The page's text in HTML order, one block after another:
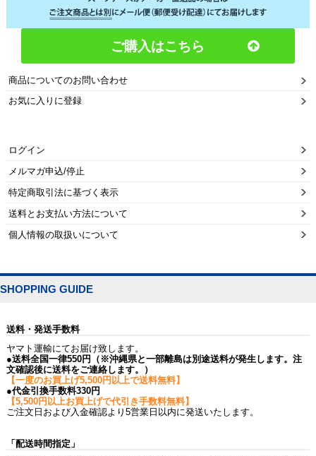
ご購入はこちら
商品についてのお問い合わせ
お気に入りに登録
ログイン
メルマガ申込/停止
特定商取引法に基づく表示
送料とお支払い方法について
個人情報の取扱いについて
SHOPPING GUIDE
送料・発送手数料
ヤマト運輸にてお届け致します。
●送料全国一律550円（※沖縄県と一部離島は別途送料が発生します。注
文確認後に送料をご連絡します。）
【一度のお買上げ5,500円以上で送料無料】
●代金引換手数料330円
【5,500円以上お買上げで代引き手数料無料】
ご注文日および入金確認より5営業日以内に発送いたします。
「配送時間指定」